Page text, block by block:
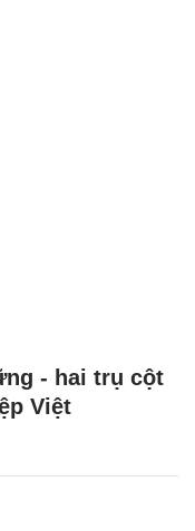
- hai trụ cột
Việt